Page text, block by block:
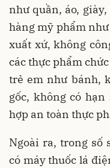
như quần, áo,
hàng mỹ phẩm
xuất xứ, không
các thực phẩm
trẻ em như bánh,
gốc, không có
hợp an toàn thực
Ngoài ra, trong số
có máy thuốc lá